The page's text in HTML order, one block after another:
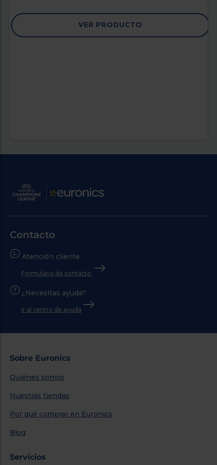
VER PRODUCTO
Contacto
Atención cliente
Formulario de contacto
¿Necesitas ayuda?
Ir al centro de ayuda
Sobre Euronics
Quiénes somos
Nuestras tiendas
Por qué comprar en Euronics
Blog
Servicios